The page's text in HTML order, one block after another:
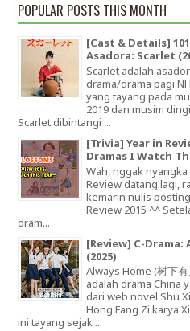
POPULAR POSTS THIS MONTH
[Cast & Details]
Asadora: Scarlet
Scarlet adalah
drama/drama pagi
yang tayang pada
2019 dan musim
Scarlet dibintangi ...
[Trivia] Year in
Dramas I Watch
Wah, nggak nyangka
Review datang lagi,
kemarin nulis
Review 2015 ^^
dram...
[Review] C-Drama:
(2025)
Always Home (树下
adalah drama China
dari web novel Shu
Hong Fang Zi karya
ini tayang sejak ...